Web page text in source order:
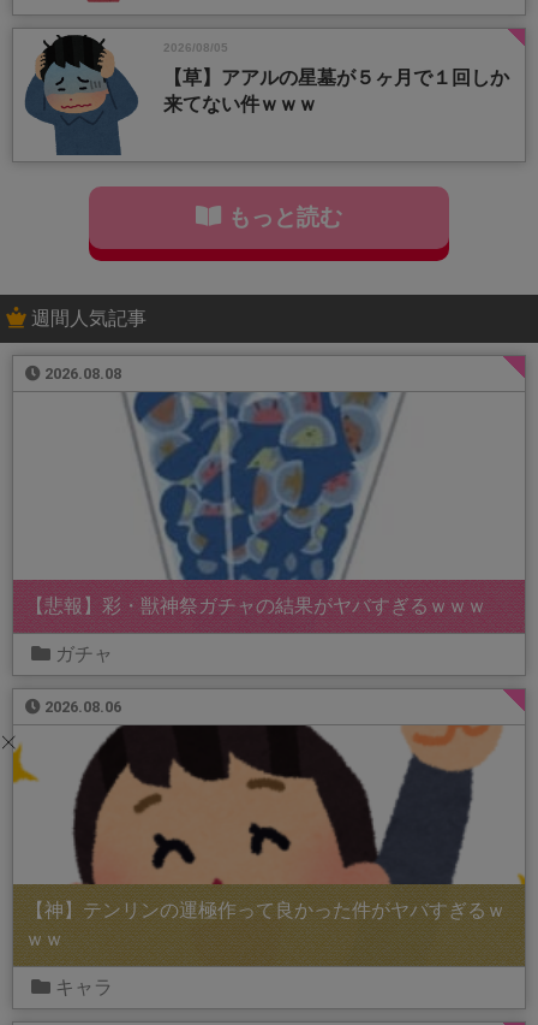
2026/08/05
【草】アアルの星墓が５ヶ月で１回しか
来てない件ｗｗｗ
もっと読む
週間人気記事
2026.08.08
【悲報】彩・獣神祭ガチャの結果がヤバすぎるｗｗｗ
ガチャ
2026.08.06
【神】テンリンの運極作って良かった件がヤバすぎるｗ
ｗｗ
キャラ